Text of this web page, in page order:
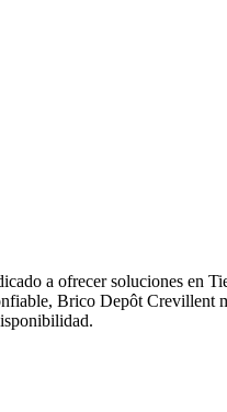
a ofrecer soluciones en
Brico Depôt